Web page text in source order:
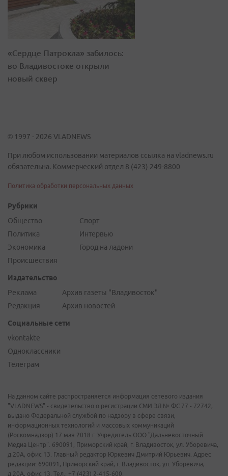
«Сердце Патрокла» забилось:
во Владивостоке открыли
новый сквер
© 1997 - 2026 VLADNEWS
При любом использовании материалов ссылка на vladnews.ru
обязательна. Коммерческий отдел 8 (423) 249-8800
Политика обработки персональных данных
Рубрики
Общество
Политика
Экономика
Происшествия
Спорт
Интервью
Город на ладони
Издательство
Реклама
Редакция
Архив газеты "Владивосток"
Архив новостей
Социальные сети
vkontakte
Одноклассники
Телеграм
На данном сайте распространяется информация сетевого издания
"VLADNEWS" - свидетельство о регистрации СМИ ЭЛ № ФС 77 - 72742,
выдано Федеральной службой по надзору в сфере связи,
информационных технологий и массовых коммуникаций
(Роскомнадзор) 17 мая 2018 г. Учредитель ООО "Дальневосточный
Медиа Центр". 690091, Приморский край, г. Владивосток, ул. Уборевича,
д.20А, офис 13. Главный редактор Юркевич Дмитрий Юрьевич. Адрес
редакции: 690091, Приморский край, г. Владивосток, ул. Уборевича,
д.20А, офис 13. Тел.: +7 (423) 2-415-600.